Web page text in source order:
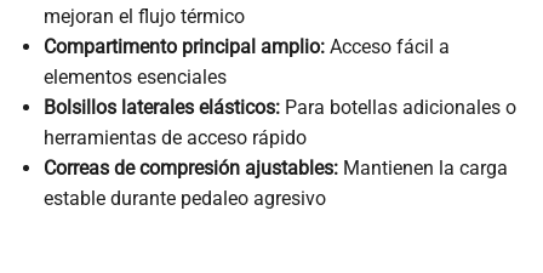
mejoran el flujo térmico
Compartimento principal amplio:Acceso fácil a
elementos esenciales
Bolsillos laterales elásticos:Para botellas adicionales o
herramientas de acceso rápido
Correas de compresión ajustables:Mantienen la carga
estable durante pedaleo agresivo